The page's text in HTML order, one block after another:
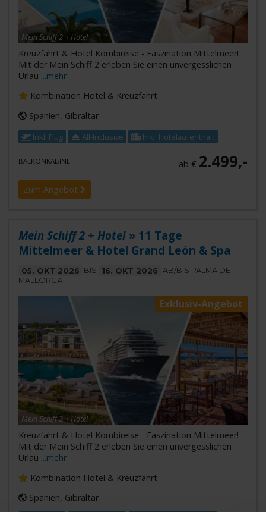
Mein Schiff 2 + Hotel
Kreuzfahrt & Hotel Kombireise - Faszination Mittelmeer!
Mit der Mein Schiff 2 erleben Sie einen unvergesslichen
Urlau ...mehr
Kombination Hotel & Kreuzfahrt
Spanien, Gibraltar
Inkl. Flug All-Inclusive Inkl. Hotelaufenthalt
BALKONKABINE ab € 2.499,-
Zum Angebot
Mein Schiff 2 + Hotel» 11 Tage
Mittelmeer & Hotel Grand León & Spa
05. OKT 2026 BIS 16. OKT 2026 AB/BIS PALMA DE
MALLORCA
Exklusiv-Angebot
Mein Schiff 2 + Hotel
Kreuzfahrt & Hotel Kombireise - Faszination Mittelmeer!
Mit der Mein Schiff 2 erleben Sie einen unvergesslichen
Urlau ...mehr
Kombination Hotel & Kreuzfahrt
Spanien, Gibraltar